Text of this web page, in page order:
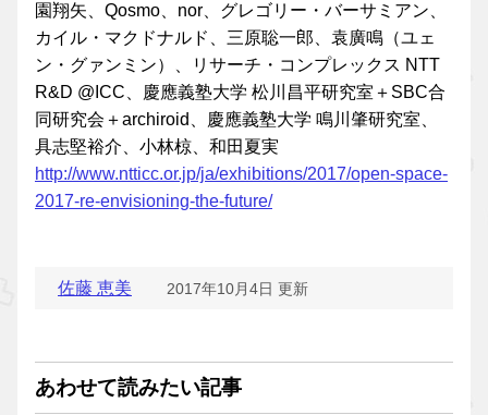
園翔矢、Qosmo、nor、グレゴリー・バーサミアン、
カイル・マクドナルド、三原聡一郎、袁廣鳴（ユェ
ン・グァンミン）、リサーチ・コンプレックス NTT
R&D @ICC、慶應義塾大学 松川昌平研究室＋SBC合
同研究会＋archiroid、慶應義塾大学 鳴川肇研究室、
具志堅裕介、小林椋、和田夏実
http://www.ntticc.or.jp/ja/exhibitions/2017/open-space-
2017-re-envisioning-the-future/
佐藤 恵美 2017年10月4日 更新
あわせて読みたい記事